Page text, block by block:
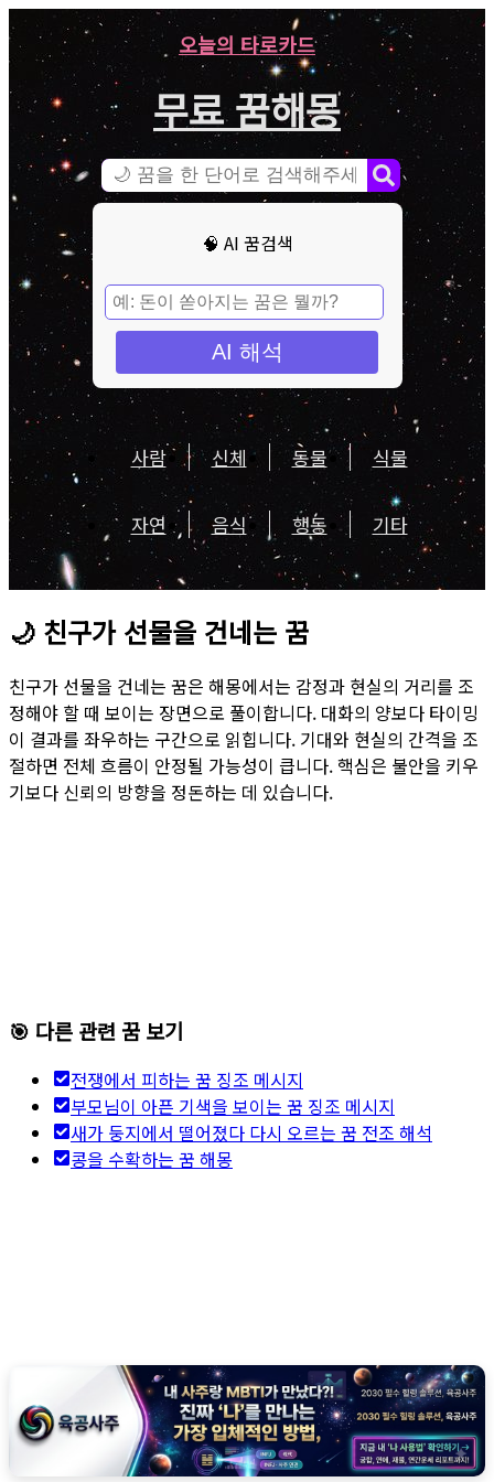
오늘의 타로카드
무료 꿈해몽
🧠 AI 꿈검색
AI 해석
사람 신체 동물 식물
자연 음식 행동 기타
🌙 친구가 선물을 건네는 꿈
친구가 선물을 건네는 꿈은 해몽에서는 감정과 현실의 거리를 조
정해야 할 때 보이는 장면으로 풀이합니다. 대화의 양보다 타이밍
이 결과를 좌우하는 구간으로 읽힙니다. 기대와 현실의 간격을 조
절하면 전체 흐름이 안정될 가능성이 큽니다. 핵심은 불안을 키우
기보다 신뢰의 방향을 정돈하는 데 있습니다.
🎯 다른 관련 꿈 보기
전쟁에서 피하는 꿈 징조 메시지
부모님이 아픈 기색을 보이는 꿈 징조 메시지
새가 둥지에서 떨어졌다 다시 오르는 꿈 전조 해석
콩을 수확하는 꿈 해몽